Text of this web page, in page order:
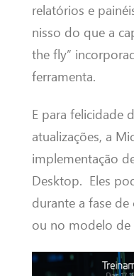
relatórios e
nisso do que a
the fly”
ferramenta.
E para felicidade
atualizações, a
implementação
Desktop. Eles
durante a fase
ou no modelo de